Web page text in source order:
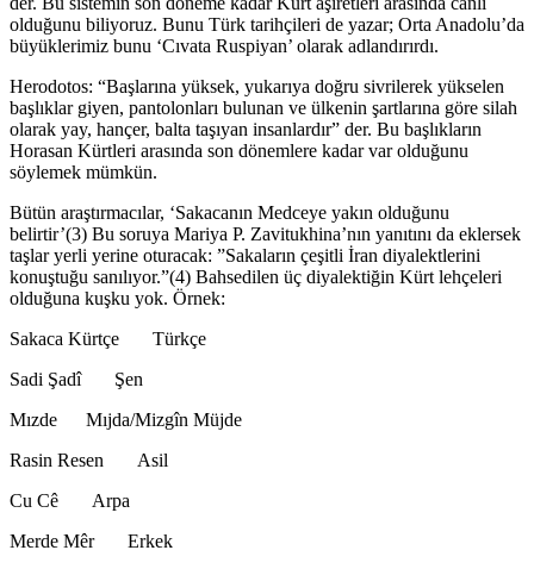
olduğunu biliyoruz. Bunu Türk tarihçileri de yazar; Orta Anadolu’da
büyüklerimiz bunu ‘Cıvata Ruspiyan’ olarak adlandırırdı.
Herodotos: “Başlarına yüksek, yukarıya doğru sivrilerek yükselen
başlıklar giyen, pantolonları bulunan ve ülkenin şartlarına göre silah
olarak yay, hançer, balta taşıyan insanlardır” der. Bu başlıkların
Horasan Kürtleri arasında son dönemlere kadar var olduğunu
söylemek mümkün.
Bütün araştırmacılar, ‘Sakacanın Medceye yakın olduğunu
belirtir’(3) Bu soruya Mariya P. Zavitukhina’nın yanıtını da eklersek
taşlar yerli yerine oturacak: ”Sakaların çeşitli İran diyalektlerini
konuştuğu sanılıyor.”(4) Bahsedilen üç diyalektiğin Kürt lehçeleri
olduğuna kuşku yok. Örnek:
Sakaca Kürtçe Türkçe
Sadi Şadî Şen
Mızde Mıjda/Mizgîn Müjde
Rasin Resen Asil
Cu Cê Arpa
Merde Mêr Erkek